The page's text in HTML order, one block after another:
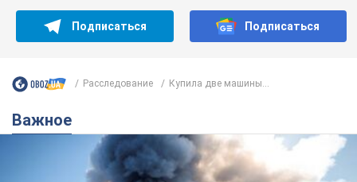
Подписаться Подписаться
Расследование Купила две машины...
Важное